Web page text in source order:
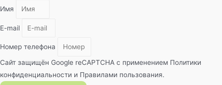
Имя
E-mail
Номер телефона
Сайт защищён Google reCAPTCHA с применением Политики
конфиденциальности и Правилами пользования.